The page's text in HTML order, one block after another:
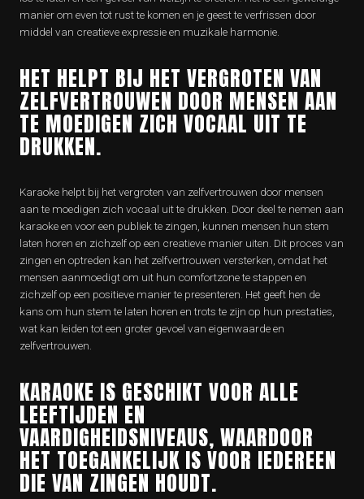
manier om even tot rust te komen en je geest te verfrissen door
middel van creatieve expressie en muzikale harmonie.
HET HELPT BIJ HET VERGROTEN VAN
ZELFVERTROUWEN DOOR MENSEN AAN
TE MOEDIGEN ZICH VOCAAL UIT TE
DRUKKEN.
Karaoke helpt bij het vergroten van zelfvertrouwen door mensen
aan te moedigen zich vocaal uit te drukken. Door deel te nemen aan
karaoke en voor een publiek te zingen, kunnen mensen hun stem
laten horen en zichzelf op een creatieve manier uiten. Dit proces van
zingen en optreden kan het zelfvertrouwen versterken, omdat het
mensen aanmoedigt om uit hun comfortzone te stappen en
zichzelf op een positieve manier te presenteren. Het geeft hen de
kans om hun stem te laten horen en trots te zijn op hun prestaties,
wat kan leiden tot een groter gevoel van eigenwaarde en
zelfvertrouwen.
KARAOKE IS GESCHIKT VOOR ALLE
LEEFTIJDEN EN
VAARDIGHEIDSNIVEAUS, WAARDOOR
HET TOEGANKELIJK IS VOOR IEDEREEN
DIE VAN ZINGEN HOUDT.